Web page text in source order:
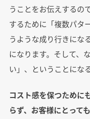
うことをお伝えするの
するために「複数パタ
うような成り行きにな
になります。そして、
い」、ということにな
コスト感を保つために
らず、お客様にとって